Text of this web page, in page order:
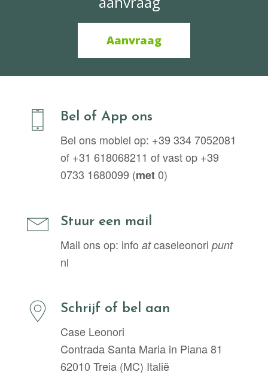
Aanvraag
Bel of App ons
Bel ons mobiel op: +39 334 7052081
of +31 618068211 of vast op +39
0733 1680099 (met0)
Stuur een mail
Mail ons op: info atcaseleonori punt
nl
Schrijf of bel aan
Case Leonori
Contrada Santa Maria in Piana 81
62010 Treia (MC) Italië